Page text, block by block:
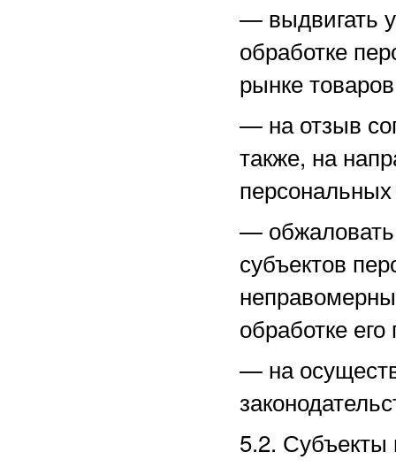
— выдвигать
обработке
рынке
— на отзыв
также, на
—
субъектов
обработке
— на
5.2.